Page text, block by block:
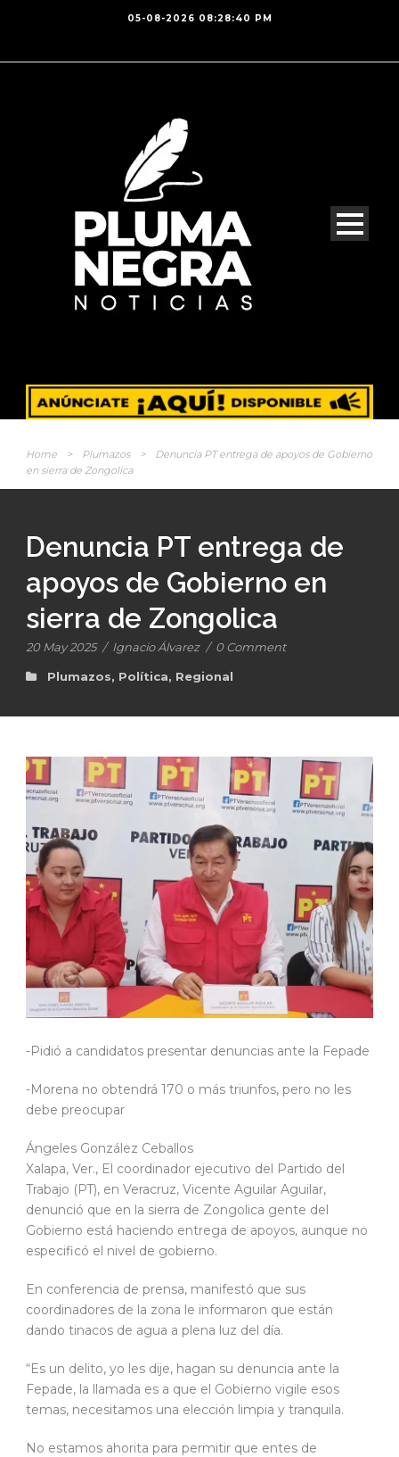
05-08-2026 08:28:40 PM
Home > Plumazos >
Denuncia PT entrega de apoyos de Gobierno
en sierra de Zongolica
Denuncia PT entrega de
apoyos de Gobierno en
sierra de Zongolica
20 May 2025 / Ignacio Álvarez / 0 Comment
Plumazos, Política, Regional
-Pidió a candidatos presentar denuncias ante la Fepade
-Morena no obtendrá 170 o más triunfos, pero no les
debe preocupar
Ángeles González Ceballos
Xalapa, Ver., El coordinador ejecutivo del Partido del
Trabajo (PT), en Veracruz, Vicente Aguilar Aguilar,
denunció que en la sierra de Zongolica gente del
Gobierno está haciendo entrega de apoyos, aunque no
especificó el nivel de gobierno.
En conferencia de prensa, manifestó que sus
coordinadores de la zona le informaron que están
dando tinacos de agua a plena luz del día.
“Es un delito, yo les dije, hagan su denuncia ante la
Fepade, la llamada es a que el Gobierno vigile esos
temas, necesitamos una elección limpia y tranquila.
No estamos ahorita para permitir que entes de